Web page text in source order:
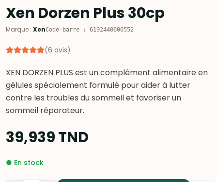
Xen Dorzen Plus 30cp
Marque : XenCode-barre : 6192440600552
(6 avis)
XEN DORZEN PLUS est un complément alimentaire en
gélules spécialement formulé pour aider à lutter
contre les troubles du sommeil et favoriser un
sommeil réparateur.
39,939TND
● En stock